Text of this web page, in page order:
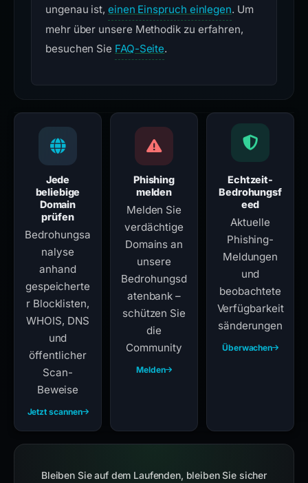
ungenau ist, einen Einspruch einlegen. Um
mehr über unsere Methodik zu erfahren,
besuchen Sie FAQ-Seite.
Jede
beliebige
Domain
prüfen
Bedrohungsa
nalyse
anhand
gespeicherte
r Blocklisten,
WHOIS, DNS
und
öffentlicher
Scan-
Beweise
Jetzt scannen
Phishing
melden
Melden Sie
verdächtige
Domains an
unsere
Bedrohungsd
atenbank –
schützen Sie
die
Community
Melden
Echtzeit-
Bedrohungsf
eed
Aktuelle
Phishing-
Meldungen
und
beobachtete
Verfügbarkeit
sänderungen
Überwachen
Bleiben Sie auf dem Laufenden, bleiben Sie sicher